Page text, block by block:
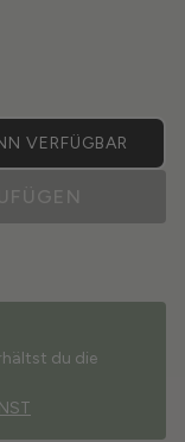
VERFÜGBAR
du die